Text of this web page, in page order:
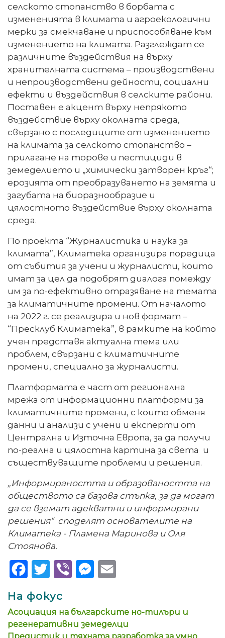
селското стопанство в борбата с
измененията в климата и агроекологични
мерки за смекчаване и приспособяване към
изменението на климата. Разглеждат се
различните въздействия на върху
хранителната система – производствени
и непроизводствени дейности, социални
ефекти и въздействия в селските райони.
Поставен е акцент върху непрякото
въздействие върху околната среда,
свързано с последиците от изменението
на климата за селското стопанство –
прилагане на торове и пестициди в
земеделието и „химически затворен кръг“;
ерозията от преобразуването на земята и
загубата на биоразнообразие и
цялостното въздействие върху околната
среда.
По проекта “Журналистика и наука за
климата”, Климатека организира поредица
от събития за учени и журналисти, които
имат за цел да подобрят диалога помежду
им за по-ефективно отразяване на темата
за климатичните промени. От началото
на 2022 г. се реализира и нов формат –
“Пресклуб Климатека”, в рамките на който
учен представя актуална тема или
проблем, свързани с климатичните
промени, специално за журналисти.
Платформата е част от регионална
мрежа от информационни платформи за
климатичните промени, с които обменя
данни и анализи с учени и експерти от
Централна и Източна Европа, за да получи
по-реална и цялостна картина за света и
съществуващите проблеми и решения.
„Информираността и образоваността на
обществото са базова стъпка, за да могат
да се вземат адекватни и информирани
решения“ споделят основателите на
Климатека - Пламена Маринова и Оля
Стоянова.
FacebookTwitterViber Messenger
На фокус
Асоциация на българските но-тилъри и
регенеративни земеделци